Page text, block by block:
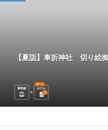
【夏詣】車折神社 切り
新幹線 ホテル
選べる
1 泊